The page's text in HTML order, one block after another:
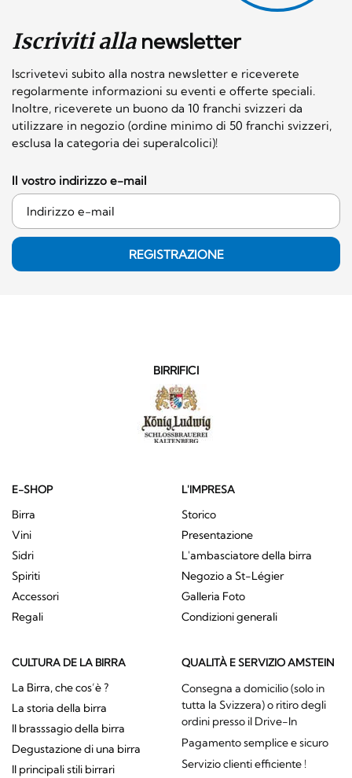
Iscriviti allanewsletter
Iscrivetevi subito alla nostra newsletter e riceverete
regolarmente informazioni su eventi e offerte speciali.
Inoltre, riceverete un buono da 10 franchi svizzeri da
utilizzare in negozio (ordine minimo di 50 franchi svizzeri,
esclusa la categoria dei superalcolici)!
Il vostro indirizzo e-mail
REGISTRAZIONE
BIRRIFICI
E-SHOP
Birra
Vini
Sidri
Spiriti
Accessori
Regali
L'IMPRESA
Storico
Presentazione
L'ambasciatore della birra
Negozio a St-Légier
Galleria Foto
Condizioni generali
CULTURA DE LA BIRRA
La Birra, che cos’è ?
La storia della birra
Il brasssagio della birra
Degustazione di una birra
Il principali stili birrari
QUALITÀ E SERVIZIO AMSTEIN
Consegna a domicilio (solo in
tutta la Svizzera) o ritiro degli
ordini presso il Drive-In
Pagamento semplice e sicuro
Servizio clienti efficiente !